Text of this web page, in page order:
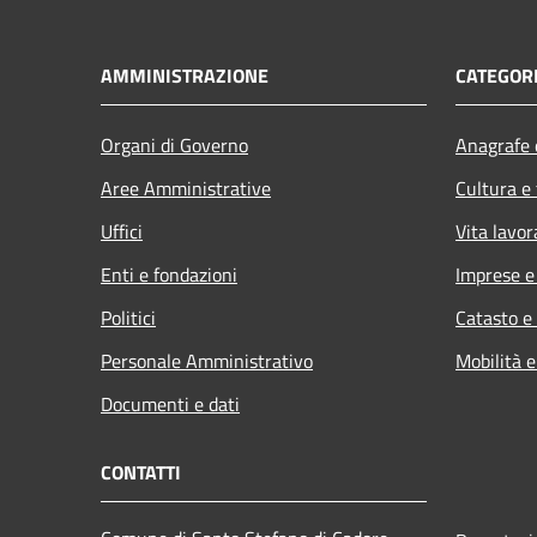
AMMINISTRAZIONE
Organi di Governo
Aree Amministrative
Uffici
Enti e fondazioni
Politici
Personale Amministrativo
Documenti e dati
Cultura
Vita
Imprese
Catasto
Mobilità
CONTATTI